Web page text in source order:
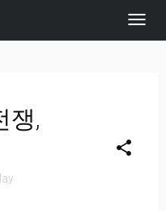
쟁,
share